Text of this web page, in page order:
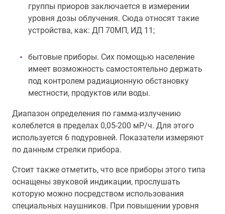
группы приоров заключается в измерении
уровня дозы облучения. Сюда относят такие
устройства, как: ДП 70МП, ИД 11;
бытовые приборы. Сих помощью население
имеет возможность самостоятельно держать
под контролем радиационную обстановку
местности, продуктов или воды.
Диапазон определения по гамма-излучению
колеблется в пределах 0,05-200 мР/ч. Для этого
используется 6 подуровней. Показатели измеряют
по данным стрелки прибора.
Стоит также отметить, что все приборы этого типа
оснащены звуковой индикации, прослушать
которую можно посредством использования
специальных наушников. При повышении уровня